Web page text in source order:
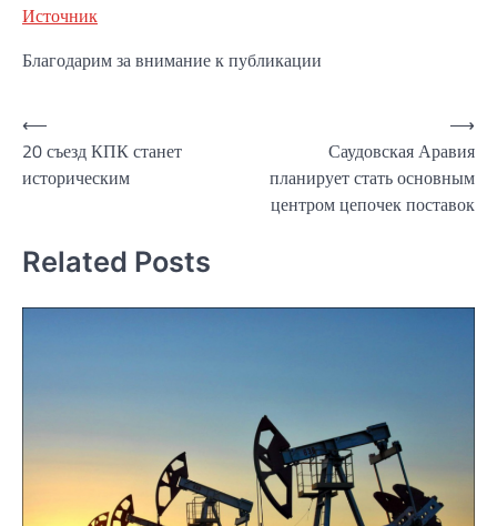
Источник
Благодарим за внимание к публикации
Навигация
по
записям
⟵
20 съезд КПК станет
историческим
Саудовская Аравия
планирует стать основным
центром цепочек поставок
⟶
Related Posts